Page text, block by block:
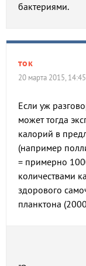
бактериями.
ток
20 марта 2015, 14:45
Если уж
может тогда
калорий в
(например
= примерно
количествами
здорового
планктона